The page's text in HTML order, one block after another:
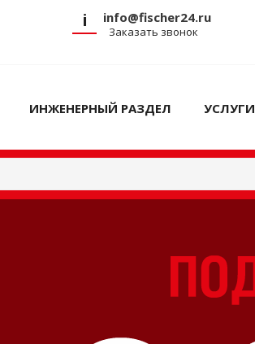
i info@fischer24.ru
Заказать звонок
ИНЖЕНЕРНЫЙ РАЗДЕЛ УСЛУГИ